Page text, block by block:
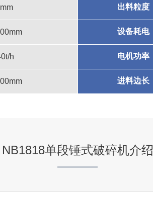
出料粒度
设备耗电
h 电机功率
进料边长
NB1818单段锤式破碎机介绍
项目业主
项目坐标